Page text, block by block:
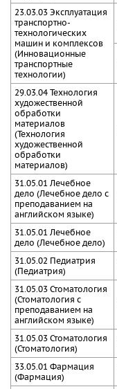
23.03.03 Эксплуатация
транспортно-
технологических
машин и комплексов
(Инновационные
транспортные
технологии)
29.03.04 Технология
художественной
обработки
материалов
(Технология
художественной
обработки
материалов)
31.05.01 Лечебное
дело (Лечебное дело с
преподаванием на
английском языке)
31.05.01 Лечебное
дело (Лечебное дело)
31.05.02 Педиатрия
(Педиатрия)
31.05.03 Стоматология
(Стоматология с
преподаванием на
английском языке)
31.05.03 Стоматология
(Стоматология)
33.05.01 Фармация
(Фармация)